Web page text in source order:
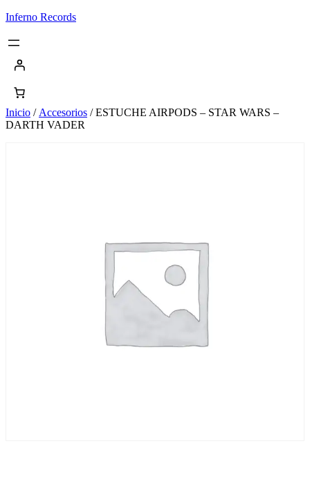
Saltar
contenido
Inferno Records
Inicio / Accesorios / ESTUCHE AIRPODS – STAR WARS –
DARTH VADER